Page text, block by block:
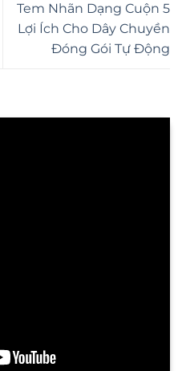
Tem Nhãn Dạng Cuộn 5
Lợi Ích Cho Dây Chuyền
Đóng Gói Tự Động